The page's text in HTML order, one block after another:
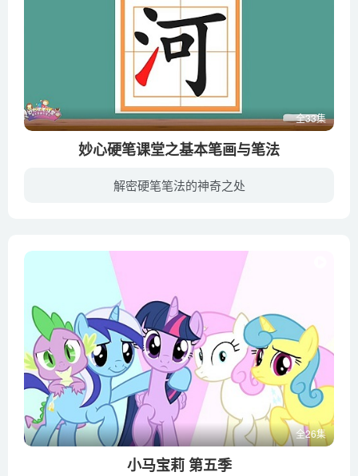
全33集
妙心硬笔课堂之基本笔画与笔法
解密硬笔笔法的神奇之处
全26集
小马宝莉 第五季